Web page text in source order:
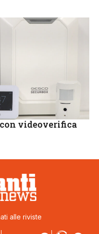
videoverifica
alle riviste